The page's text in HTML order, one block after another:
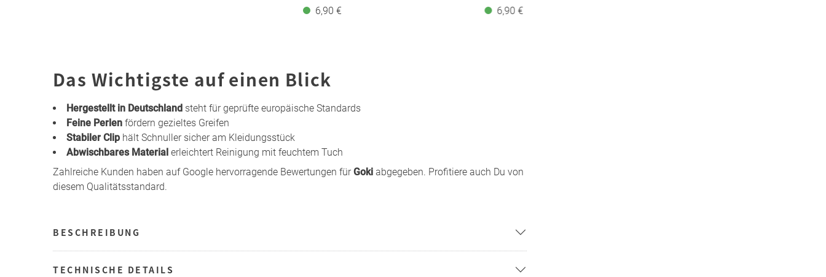
6,90 € 6,90 €
Das Wichtigste auf einen Blick
Hergestellt in Deutschland steht für geprüfte europäische Standards
Feine Perlen fördern gezieltes Greifen
Stabiler Clip hält Schnuller sicher am Kleidungsstück
Abwischbares Material erleichtert Reinigung mit feuchtem Tuch
Zahlreiche Kunden haben auf Google hervorragende Bewertungen fürGoki abgegeben. Profitiere auch Du von
diesem Qualitätsstandard.
BESCHREIBUNG
TECHNISCHE DETAILS